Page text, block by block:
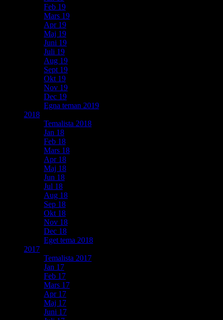
Feb 19
Mars 19
Apr 19
Maj 19
Juni 19
Juli 19
Aug 19
Sept 19
Okt 19
Nov 19
Dec 19
Egna teman 2019
2018
Temalista 2018
Jan 18
Feb 18
Mars 18
Apr 18
Maj 18
Jun 18
Jul 18
Aug 18
Sep 18
Okt 18
Nov 18
Dec 18
Eget tema 2018
2017
Temalista 2017
Jan 17
Feb 17
Mars 17
Apr 17
Maj 17
Juni 17